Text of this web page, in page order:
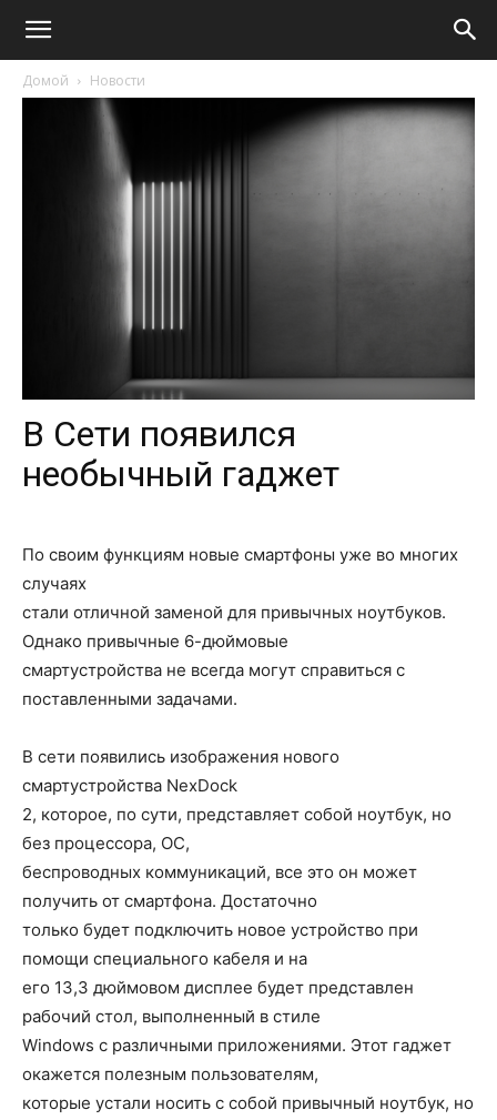
Домой Новости
В Сети появился
необычный гаджет
По своим функциям новые смартфоны уже во многих
случаях
стали отличной заменой для привычных ноутбуков.
Однако привычные 6-дюймовые
смартустройства не всегда могут справиться с
поставленными задачами.
В сети появились изображения нового
смартустройства NexDock
2, которое, по сути, представляет собой ноутбук, но
без процессора, ОС,
беспроводных коммуникаций, все это он может
получить от смартфона. Достаточно
только будет подключить новое устройство при
помощи специального кабеля и на
его 13,3 дюймовом дисплее будет представлен
рабочий стол, выполненный в стиле
Windows с различными приложениями. Этот гаджет
окажется полезным пользователям,
которые устали носить с собой привычный ноутбук, но